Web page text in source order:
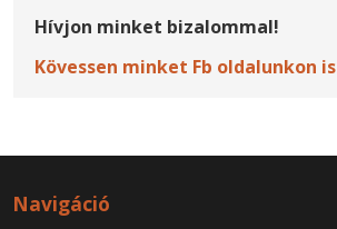
Hívjon minket bizalommal!
Kövessen minket Fb oldalunkon is
Navigáció